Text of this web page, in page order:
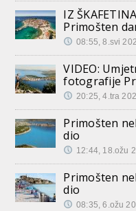
IZ
Primošten
08:55, 8.svi
VIDEO:
fotografije
20:25, 4.tra
Primošten
dio
12:44, 18.ožu
Primošten
dio
08:35, 6.ožu